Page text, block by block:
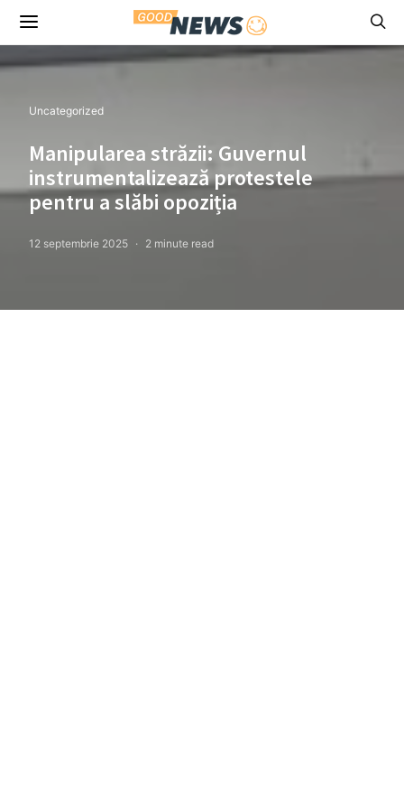
Uncategorized
Manipularea străzii: Guvernul
instrumentalizează protestele
pentru a slăbi opoziția
12 septembrie 2025 2 minute read